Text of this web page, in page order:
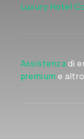
Luxury Hotel
Assistenza di
premium e